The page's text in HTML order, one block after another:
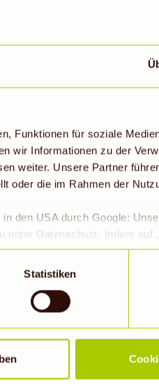
Funktionen für soziale
wir Informationen zu der
weiter. Unsere Partner
oder die im Rahmen der
den USA durch Google:
Datenschutz. Indem auf
Art. 49 Abs. 1 S. 1 lit a DS-
Gerichtshof als ein
besteht insbesondere das
auch ohne
Statistiken